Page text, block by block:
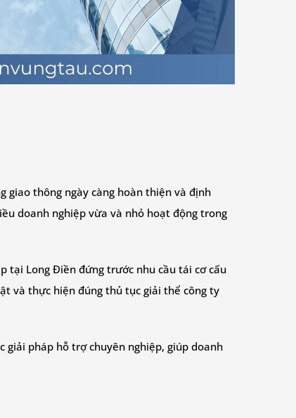
giao thông ngày càng hoàn thiện và định
doanh nghiệp vừa và nhỏ hoạt động trong
tại Long Điền đứng trước nhu cầu tái cơ cấu
và thực hiện đúng thủ tục giải thể công ty
giải pháp hỗ trợ chuyên nghiệp, giúp doanh